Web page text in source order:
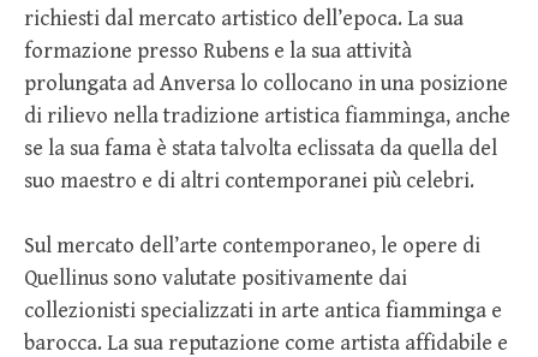
richiesti dal mercato artistico dell’epoca. La sua
formazione presso Rubens e la sua attività
prolungata ad Anversa lo collocano in una posizione
di rilievo nella tradizione artistica fiamminga, anche
se la sua fama è stata talvolta eclissata da quella del
suo maestro e di altri contemporanei più celebri.
Sul mercato dell’arte contemporaneo, le opere di
Quellinus sono valutate positivamente dai
collezionisti specializzati in arte antica fiamminga e
barocca. La sua reputazione come artista affidabile e